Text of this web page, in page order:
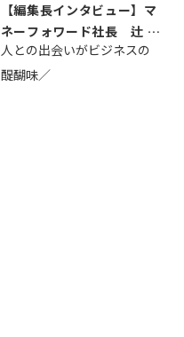
【編集長インタビュー】マ
ネーフォワード社長 辻 庸
介
人との出会いがビジネスの
醍醐味／